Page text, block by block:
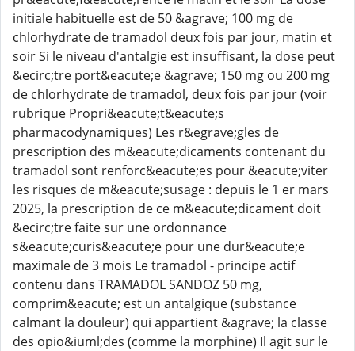
initiale habituelle est de 50 &agrave; 100 mg de
chlorhydrate de tramadol deux fois par jour, matin et
soir Si le niveau d'antalgie est insuffisant, la dose peut
&ecirc;tre port&eacute;e &agrave; 150 mg ou 200 mg
de chlorhydrate de tramadol, deux fois par jour (voir
rubrique Propri&eacute;t&eacute;s
pharmacodynamiques) Les r&egrave;gles de
prescription des m&eacute;dicaments contenant du
tramadol sont renforc&eacute;es pour &eacute;viter
les risques de m&eacute;susage : depuis le 1 er mars
2025, la prescription de ce m&eacute;dicament doit
&ecirc;tre faite sur une ordonnance
s&eacute;curis&eacute;e pour une dur&eacute;e
maximale de 3 mois Le tramadol - principe actif
contenu dans TRAMADOL SANDOZ 50 mg,
comprim&eacute; est un antalgique (substance
calmant la douleur) qui appartient &agrave; la classe
des opio&iuml;des (comme la morphine) Il agit sur le